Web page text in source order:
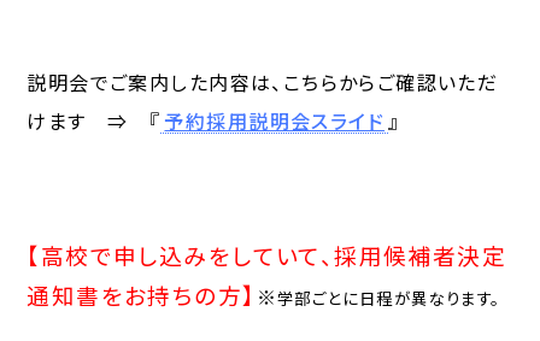
説明会でご案内した内容は、こちらからご確認いただ
けます ⇒ 『 予約採用説明会スライド 』
【高校で申し込みをしていて、採用候補者決定
通知書をお持ちの方】 ※学部ごとに日程が異なります。